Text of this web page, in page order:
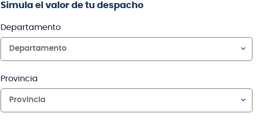
Simula el valor de tu despacho
Departamento
Departamento
Provincia
Provincia